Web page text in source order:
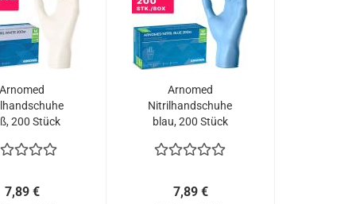
Arnomed
200 Stück
7,89 €
Arnomed
Nitrilhandschuhe
blau, 200 Stück
7,89 €